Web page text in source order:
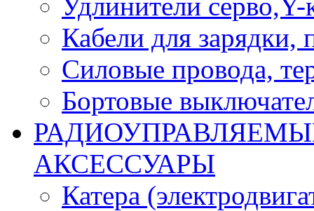
Кабели для зарядки,
Силовые провода,
Бортовые
АКСЕССУАРЫ
Катера